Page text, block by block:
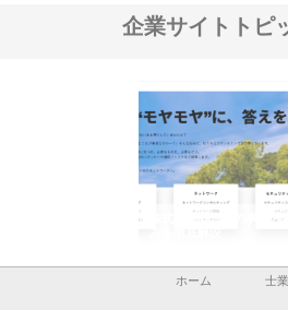
企業サイトトピ
株式会社ＣＳＡの事業内
ホーム 士